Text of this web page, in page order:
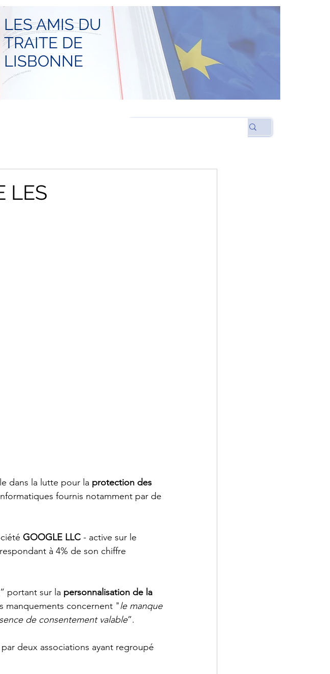
LES AMIS DU
TRAITE DE
LISBONNE
LES
dans la lutte pour la protection des
fournis notamment par de
GOOGLE LLC - active sur le
à 4% de son chiffre
portant sur la personnalisation de la
manquements concernent "le manque
de consentement valable”.
deux associations ayant regroupé